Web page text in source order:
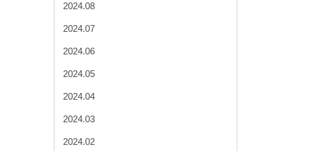
2024.08
2024.07
2024.06
2024.05
2024.04
2024.03
2024.02